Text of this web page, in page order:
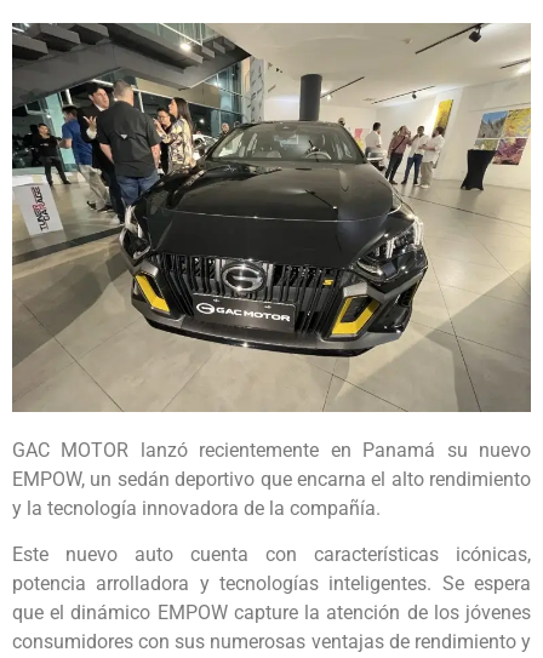
GAC MOTOR lanzó recientemente en Panamá su nuevo
EMPOW, un sedán deportivo que encarna el alto rendimiento
y la tecnología innovadora de la compañía.
Este nuevo auto cuenta con características icónicas,
potencia arrolladora y tecnologías inteligentes. Se espera
que el dinámico EMPOW capture la atención de los jóvenes
consumidores con sus numerosas ventajas de rendimiento y